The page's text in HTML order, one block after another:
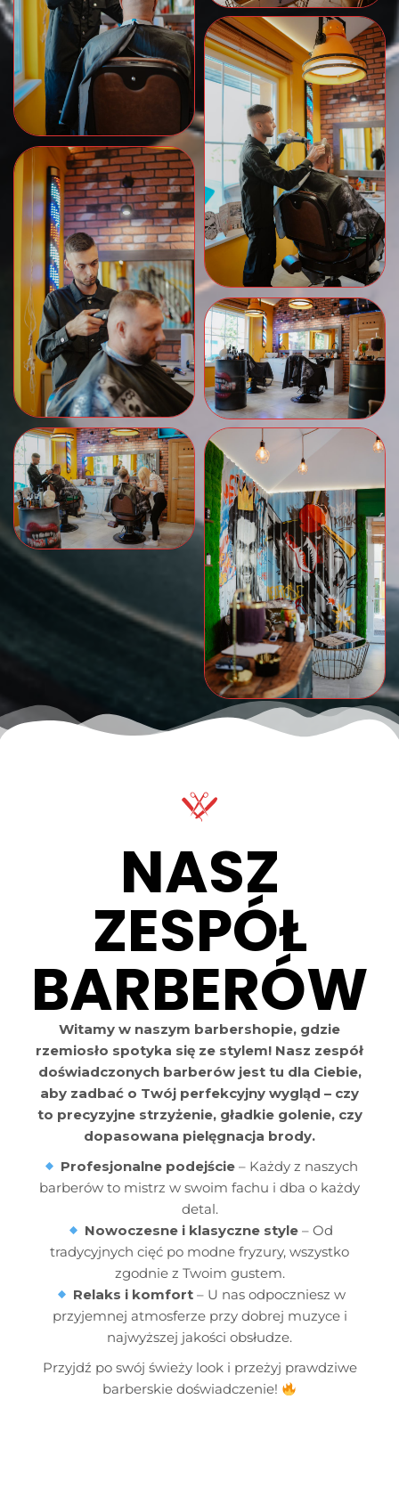
NASZ
ZESPÓŁ
BARBERÓW
Witamy w naszym barbershopie, gdzie
rzemiosło spotyka się ze stylem! Nasz zespół
doświadczonych barberów jest tu dla Ciebie,
aby zadbać o Twój perfekcyjny wygląd – czy
to precyzyjne strzyżenie, gładkie golenie, czy
dopasowana pielęgnacja brody.
Profesjonalne podejście– Każdy z naszych
barberów to mistrz w swoim fachu i dba o każdy
detal.
Nowoczesne i klasyczne style – Od
tradycyjnych cięć po modne fryzury, wszystko
zgodnie z Twoim gustem.
Relaks i komfort– U nas odpoczniesz w
przyjemnej atmosferze przy dobrej muzyce i
najwyższej jakości obsłudze.
Przyjdź po swój świeży look i przeżyj prawdziwe
barberskie doświadczenie!